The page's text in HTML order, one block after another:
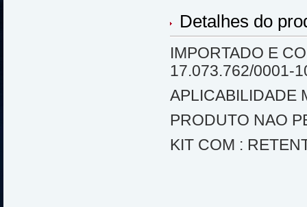
Detalhes do
IMPORTADO E
17.073.762/0001-
APLICABILIDADE
PRODUTO NAO
KIT COM :